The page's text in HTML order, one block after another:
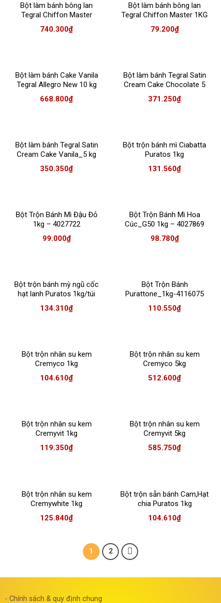
Bột làm bánh bông lan
Tegral Chiffon Master
740.300₫
Bột làm bánh bông lan
Tegral Chiffon Master 1KG
79.200₫
Bột làm bánh Cake Vanila
Tegral Allegro New 10 kg
668.800₫
Bột làm bánh Tegral Satin
Cream Cake Chocolate 5
kg
371.250₫
Bột làm bánh Tegral Satin
Cream Cake Vanila_5 kg
350.350₫
Bột trộn bánh mì Ciabatta
Puratos 1kg
131.560₫
Bột Trộn Bánh Mì Đậu Đỏ
1kg – 4027722
99.000₫
Bột Trộn Bánh Mì Hoa
Cúc_G50 1kg – 4027869
98.780₫
Bột trộn bánh mỳ ngũ cốc
hạt lanh Puratos 1kg/túi
134.310₫
Bột Trộn Bánh
Purattone_1kg-4116075
110.550₫
Bột trộn nhân su kem
Cremyco 1kg
104.610₫
Bột trộn nhân su kem
Cremyco 5kg
512.600₫
Bột trộn nhân su kem
Cremyvit 1kg
119.350₫
Bột trộn nhân su kem
Cremyvit 5kg
585.750₫
Bột trộn nhân su kem
Cremywhite 1kg
125.840₫
Bột trộn sẵn bánh Cam,Hạt
chia Puratos 1kg
104.610₫
1 2
- Chính sách & quy định chung